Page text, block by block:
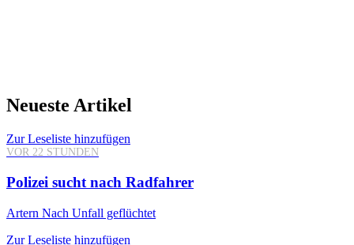
Neueste Artikel
Zur Leseliste hinzufügen
VOR 22 STUNDEN
Polizei sucht nach Radfahrer
Artern Nach Unfall geflüchtet
Zur Leseliste hinzufügen